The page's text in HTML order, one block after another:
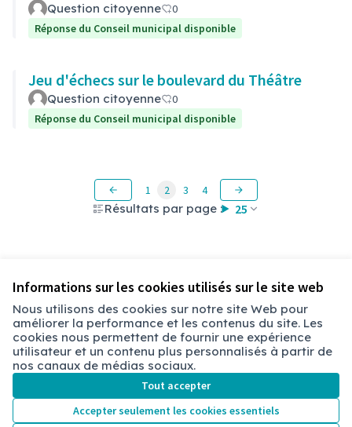
Informations sur les cookies utilisés sur le site web
Nous utilisons des cookies sur notre site Web pour
améliorer la performance et les contenus du site. Les
cookies nous permettent de fournir une expérience
utilisateur et un contenu plus personnalisés à partir de
nos canaux de médias sociaux.
Tout accepter
Accepter seulement les cookies essentiels
Question citoyenne
0
Réponse du Conseil municipal disponible
Jeu d'échecs sur le boulevard du Théâtre
Question citoyenne
0
Réponse du Conseil municipal disponible
Résultats par page : 25
1 2 3 4
Conditions d'utilisation
Paramètres des cookies
Chambéry sur X
(Lien externe)
Chambéry sur Facebook
Chambéry sur Instagram